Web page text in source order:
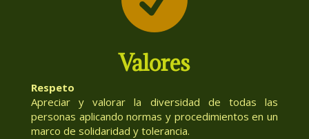
Valores
Respeto
Apreciar y valorar la diversidad de todas las
personas aplicando normas y procedimientos en un
marco de solidaridad y tolerancia.